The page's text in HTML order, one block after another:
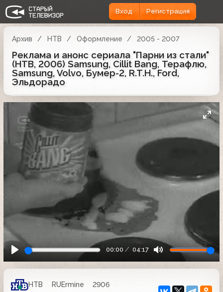
Вход Регистрация
Архив НТВ Оформление 2005 - 2007
Реклама и анонс сериала "Парни из стали"
(НТВ, 2006) Samsung, Cillit Bang, Терафлю,
Samsung, Volvo, Бумер-2, R.T.H., Ford,
Эльдорадо
00:00 04:17
НТВ RUErmine
2906